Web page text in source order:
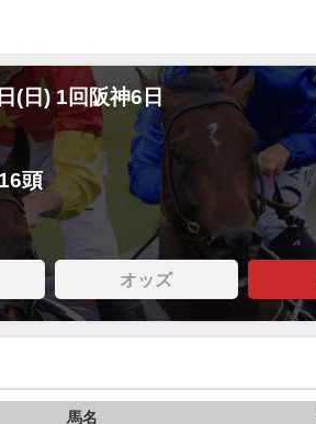
(日) 1回阪神6日
頭
オッズ
馬名